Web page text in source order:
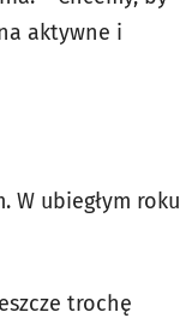
aktywne i
W ubiegłym roku
trochę